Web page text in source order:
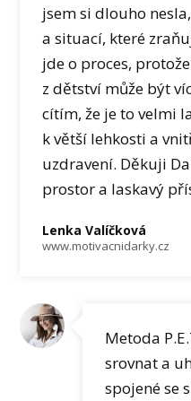
jsem si dlouho
a situací, které
jde o proces,
z dětství může být
cítím, že je to velmi
k větší lehkosti a
uzdravení. Děkuji
prostor a laskavý
Lenka Valíčková
www.motivacnidarky.cz
Metoda
srovnat a
spojené se